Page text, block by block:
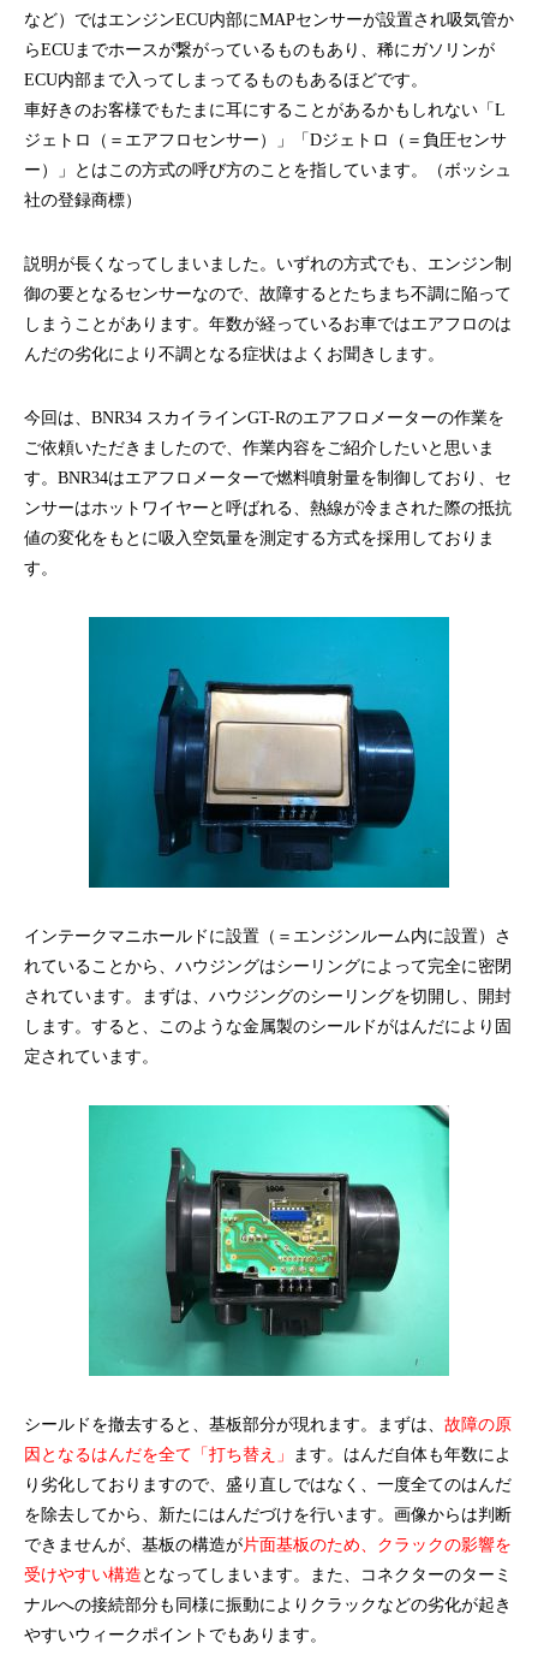
など）ではエンジンECU内部にMAPセンサーが設置され吸気管か
らECUまでホースが繋がっているものもあり、稀にガソリンが
ECU内部まで入ってしまってるものもあるほどです。
車好きのお客様でもたまに耳にすることがあるかもしれない「L
ジェトロ（＝エアフロセンサー）」「Dジェトロ（＝負圧センサ
ー）」とはこの方式の呼び方のことを指しています。（ボッシュ
社の登録商標）
説明が長くなってしまいました。いずれの方式でも、エンジン制
御の要となるセンサーなので、故障するとたちまち不調に陥って
しまうことがあります。年数が経っているお車ではエアフロのは
んだの劣化により不調となる症状はよくお聞きします。
今回は、BNR34 スカイラインGT-Rのエアフロメーターの作業を
ご依頼いただきましたので、作業内容をご紹介したいと思いま
す。BNR34はエアフロメーターで燃料噴射量を制御しており、セ
ンサーはホットワイヤーと呼ばれる、熱線が冷まされた際の抵抗
値の変化をもとに吸入空気量を測定する方式を採用しておりま
す。
インテークマニホールドに設置（＝エンジンルーム内に設置）さ
れていることから、ハウジングはシーリングによって完全に密閉
されています。まずは、ハウジングのシーリングを切開し、開封
します。すると、このような金属製のシールドがはんだにより固
定されています。
シールドを撤去すると、基板部分が現れます。まずは、 故障の原
因となるはんだを全て「打ち替え」
ます。はんだ自体も年数によ
り劣化しておりますので、盛り直しではなく、一度全てのはんだ
を除去してから、新たにはんだづけを行います。画像からは判断
できませんが、基板の構造が片面基板のため、クラックの影響を
受けやすい構造 となってしまいます。また、コネクターのターミ
ナルへの接続部分も同様に振動によりクラックなどの劣化が起き
やすいウィークポイントでもあります。